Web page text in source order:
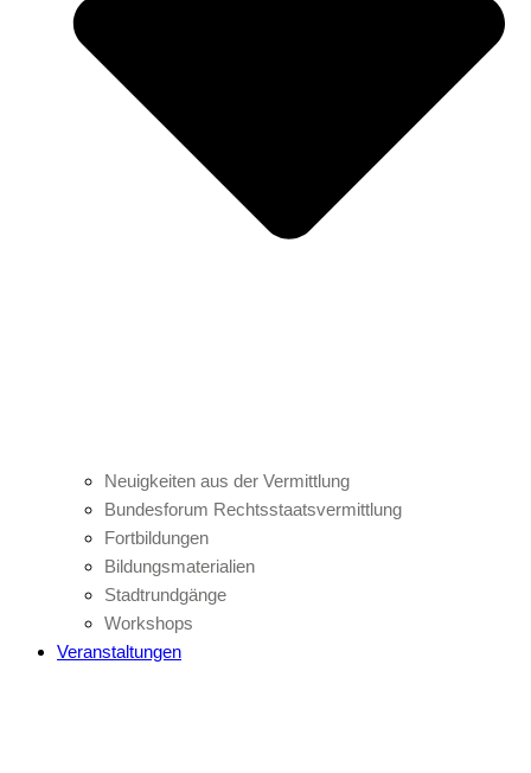
Neuigkeiten aus der Vermittlung
Bundesforum Rechtsstaatsvermittlung
Fortbildungen
Bildungsmaterialien
Stadtrundgänge
Workshops
Veranstaltungen